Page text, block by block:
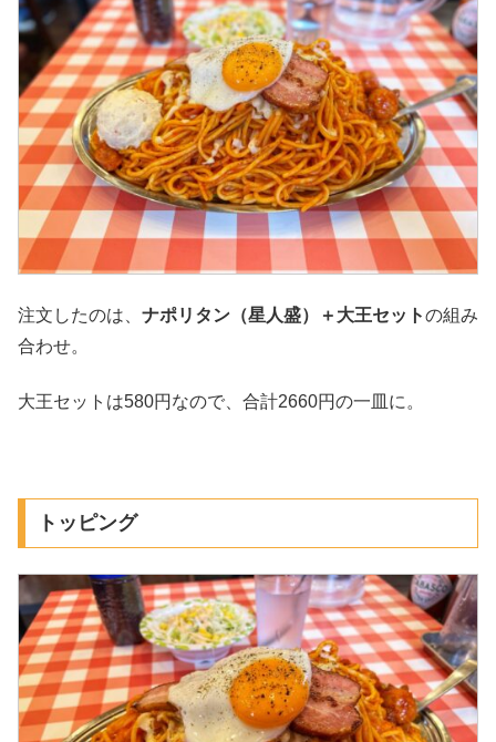
注文したのは、 ナポリタン（星人盛）＋大王セットの組み
合わせ。
大王セットは580円なので、合計2660円の一皿に。
トッピング